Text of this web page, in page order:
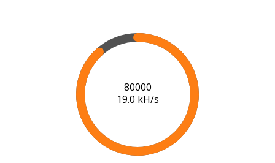
81000
18.8 kH/s